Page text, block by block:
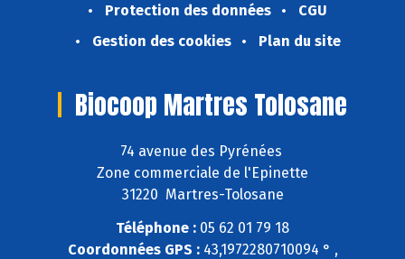
Protection des données
CGU
Gestion des cookies
Plan du site
Biocoop Martres Tolosane
74 avenue des Pyrénées
Zone commerciale de l'Epinette
31220 Martres-Tolosane
Téléphone : 05 62 01 79 18
Coordonnées GPS :43,1972280710094 ° ,